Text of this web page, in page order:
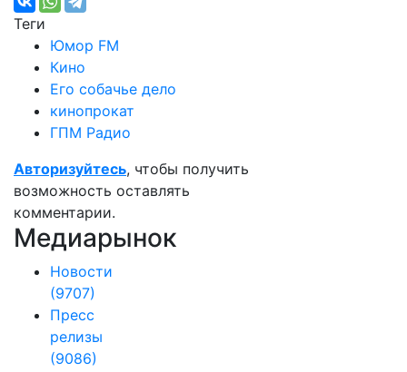
Теги
Юмор FM
Кино
Его собачье дело
кинопрокат
ГПМ Радио
Авторизуйтесь, чтобы получить
возможность оставлять
комментарии.
Медиарынок
Новости
(9707)
Пресс
релизы
(9086)